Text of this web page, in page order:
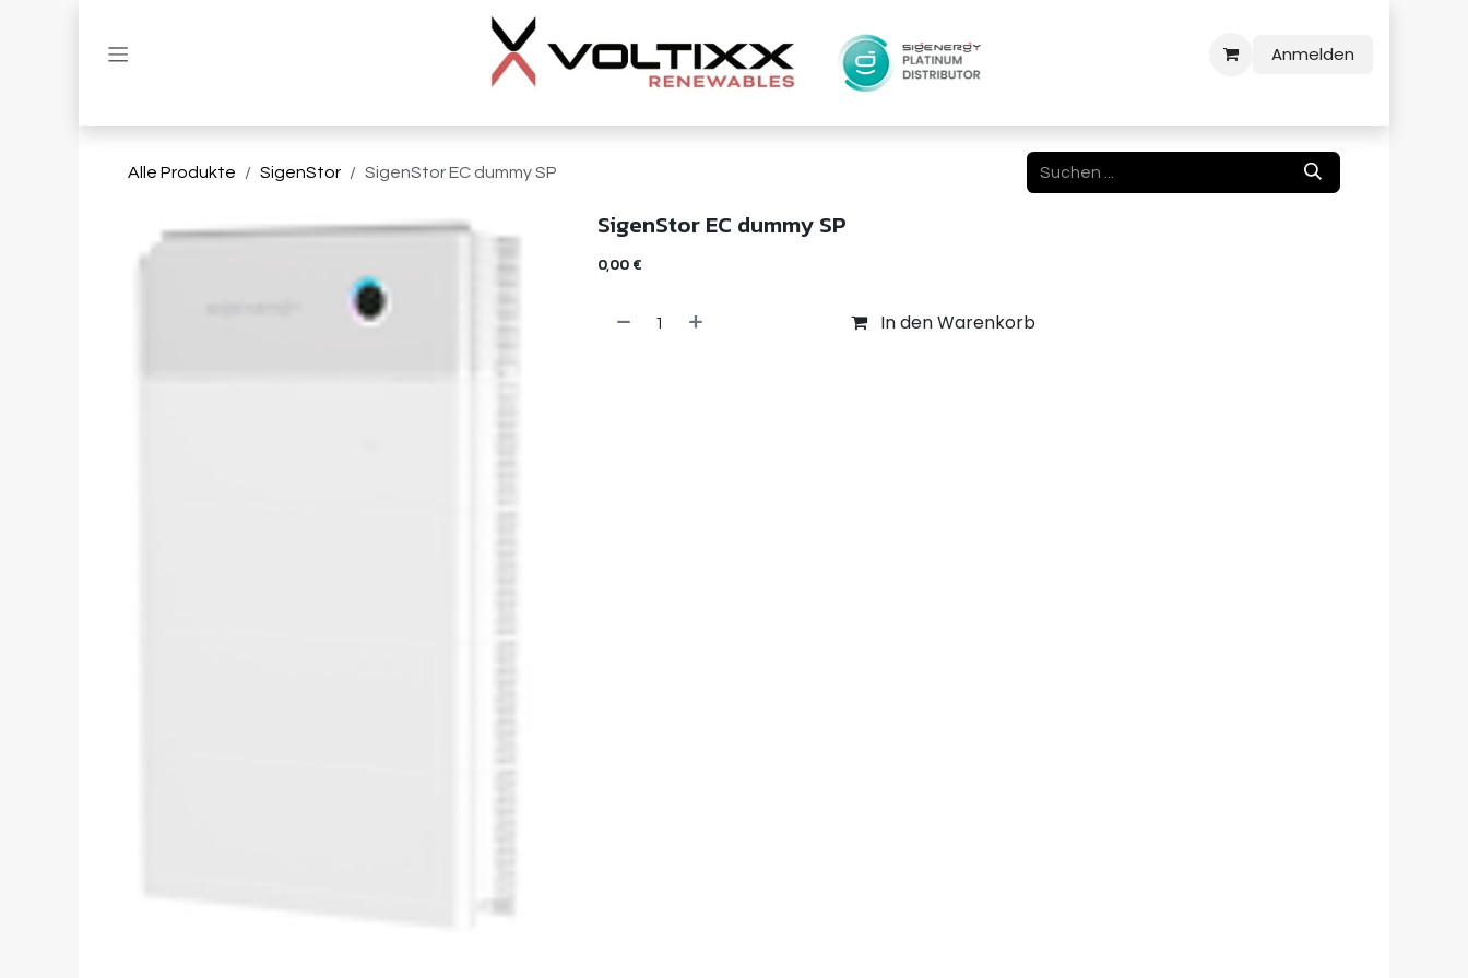
Anmelden
Alle Produkte SigenStor SigenStor EC dummy SP
SigenStor EC dummy SP
0,00€
In den Warenkorb